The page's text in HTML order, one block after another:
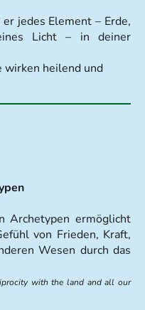
jedes Element – Erde,
Licht – in deiner
wirken heilend und
Archetypen ermöglicht
von Frieden, Kraft,
Wesen durch das
with the land and all our